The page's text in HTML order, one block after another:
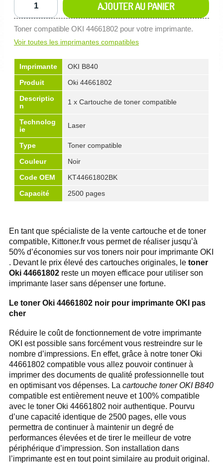
AJOUTER AU PANIER
Toner compatible OKI 44661802 pour votre imprimante.
Voir toutes les imprimantes compatibles
Imprimante
OKI B840
Produit
Oki 44661802
Descriptio
n
1 x Cartouche de toner compatible
Technolog
ie
Laser
Type
Toner compatible
Couleur
Noir
Code OEM
KT44661802BK
Capacité
2500 pages
En tant que spécialiste de la vente cartouche et de toner
compatible, Kittoner.fr vous permet de réaliser jusqu’à
50% d’économies sur vos toners noir pour imprimante OKI
. Devant le prix élevé des cartouches originales, le toner
Oki 44661802 reste un moyen efficace pour utiliser son
imprimante laser sans dépenser une fortune.
Le toner Oki 44661802 noir pour imprimante OKI pas
cher
Réduire le coût de fonctionnement de votre imprimante
OKI est possible sans forcément vous restreindre sur le
nombre d’impressions. En effet, grâce à notre toner Oki
44661802 compatible vous allez pouvoir continuer à
imprimer des documents de qualité professionnelle tout
en optimisant vos dépenses. La cartouche toner OKI B840
compatible est entièrement neuve et 100% compatible
avec le toner Oki 44661802 noir authentique. Pourvu
d’une capacité identique de 2500 pages, elle vous
permettra de continuer à maintenir un degré de
performances élevées et de tirer le meilleur de votre
périphérique d’impression. Son installation dans
l’imprimante est en tout point similaire au produit original.